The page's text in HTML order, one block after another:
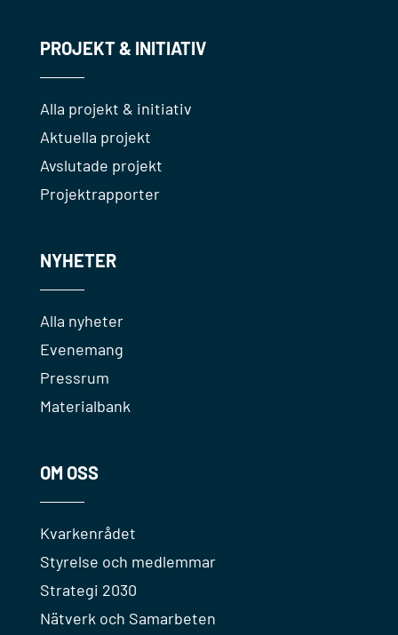
PROJEKT & INITIATIV
Alla projekt & initiativ
Aktuella projekt
Avslutade projekt
Projektrapporter
NYHETER
Alla nyheter
Evenemang
Pressrum
Materialbank
OM OSS
Kvarkenrådet
Styrelse och medlemmar
Strategi 2030
Nätverk och Samarbeten